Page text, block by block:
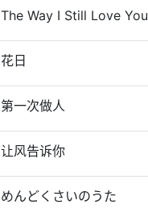
The Way I Still Love You
花日
第一次做人
让风告诉你
めんどくさいのうた